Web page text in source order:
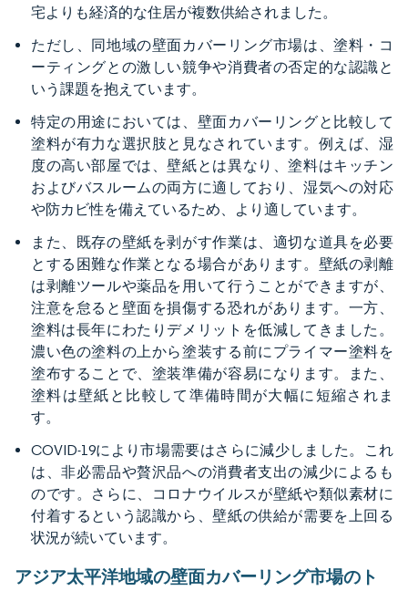
宅よりも経済的な住居が複数供給されました。
ただし、同地域の壁面カバーリング市場は、塗料・コ
ーティングとの激しい競争や消費者の否定的な認識と
いう課題を抱えています。
特定の用途においては、壁面カバーリングと比較して
塗料が有力な選択肢と見なされています。例えば、湿
度の高い部屋では、壁紙とは異なり、塗料はキッチン
およびバスルームの両方に適しており、湿気への対応
や防カビ性を備えているため、より適しています。
また、既存の壁紙を剥がす作業は、適切な道具を必要
とする困難な作業となる場合があります。壁紙の剥離
は剥離ツールや薬品を用いて行うことができますが、
注意を怠ると壁面を損傷する恐れがあります。一方、
塗料は長年にわたりデメリットを低減してきました。
濃い色の塗料の上から塗装する前にプライマー塗料を
塗布することで、塗装準備が容易になります。また、
塗料は壁紙と比較して準備時間が大幅に短縮されま
す。
COVID-19により市場需要はさらに減少しました。これ
は、非必需品や贅沢品への消費者支出の減少によるも
のです。さらに、コロナウイルスが壁紙や類似素材に
付着するという認識から、壁紙の供給が需要を上回る
状況が続いています。
アジア太平洋地域の壁面カバーリング市場のト